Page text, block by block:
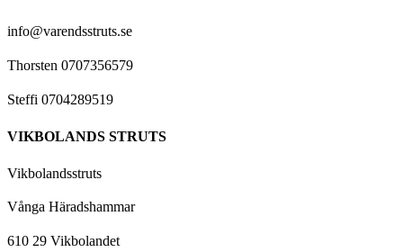
info@varendsstruts.se
Thorsten 0707356579
Steffi 0704289519
VIKBOLANDS STRUTS
Vikbolandsstruts
Vånga Häradshammar
610 29 Vikbolandet